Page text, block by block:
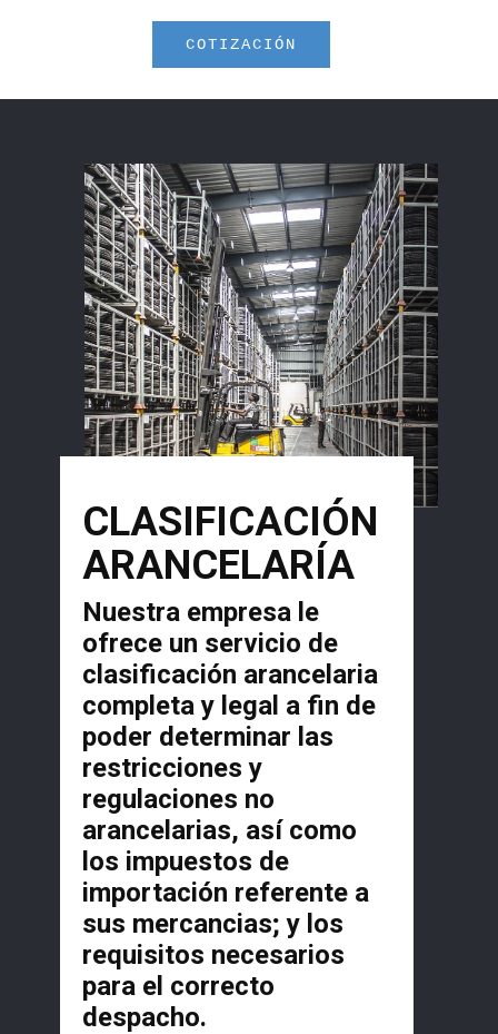
COTIZACIÓN
CLASIFICACIÓN
ARANCELARÍA
Nuestra empresa le
ofrece un servicio de
clasificación arancelaria
completa y legal a fin de
poder determinar las
restricciones y
regulaciones no
arancelarias, así como
los impuestos de
importación referente a
sus mercancias; y los
requisitos necesarios
para el correcto
despacho.